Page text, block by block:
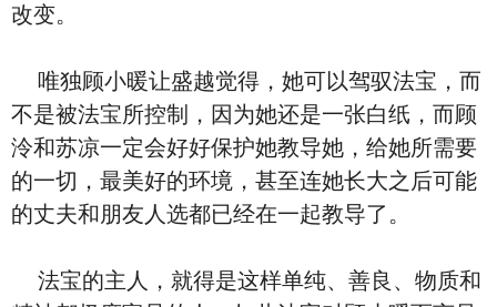
改变。
唯独顾小暖让盛越觉得，她可以驾驭法宝，而
不是被法宝所控制，因为她还是一张白纸，而顾
泠和苏凉一定会好好保护她教导她，给她所需要
的一切，最美好的环境，甚至连她长大之后可能
的丈夫和朋友人选都已经在一起教导了。
法宝的主人，就得是这样单纯、善良、物质和